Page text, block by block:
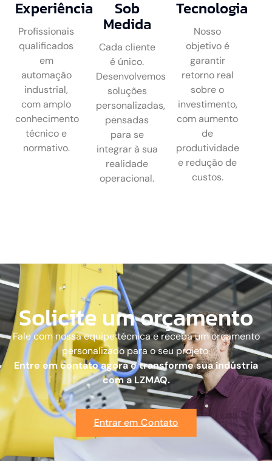
Experiência
Profissionais
qualificados
em
automação
industrial,
com amplo
conhecimento
técnico e
normativo.
Sob
Medida
Cada cliente
é único.
Desenvolvemos
soluções
personalizadas,
pensadas
para se
integrar à sua
realidade
operacional.
Tecnologia
Nosso
objetivo é
garantir
retorno real
sobre o
investimento,
com aumento
de
produtividade
e redução de
custos.
Solicite um orçamento
Fale com nossa equipe técnica e receba um orçamento
personalizado para o seu projeto.
Entre em contato agora e transforme sua indústria
com a LZMAQ.
Entrar em Contato